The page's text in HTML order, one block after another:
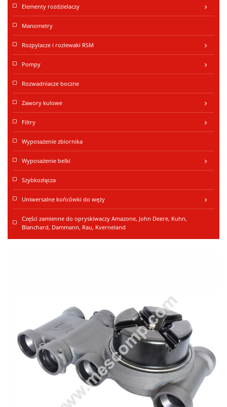
Elementy rozdzielaczy keyboard_arrow_right
Manometry
Rozpylacze i rozlewaki RSM keyboard_arrow_right
Pompy keyboard_arrow_right
Rozwadniacze boczne
Zawory kulowe keyboard_arrow_right
Filtry keyboard_arrow_right
Wyposażenie zbiornika
Wyposażenie belki keyboard_arrow_right
Szybkozłącza
Uniwersalne końcówki do węży keyboard_arrow_right
Części zamienne do opryskiwaczy Amazone, John Deere, Kuhn,
Blanchard, Dammann, Rau, Kverneland